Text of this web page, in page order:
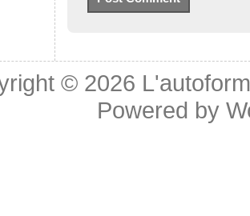
© 2026
Powered by